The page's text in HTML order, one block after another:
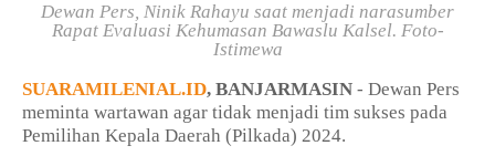
Dewan Pers, Ninik Rahayu saat menjadi narasumber
Rapat Evaluasi Kehumasan Bawaslu Kalsel. Foto-
Istimewa
SUARAMILENIAL.ID, BANJARMASIN - Dewan Pers
meminta wartawan agar tidak menjadi tim sukses pada
Pemilihan Kepala Daerah (Pilkada) 2024.